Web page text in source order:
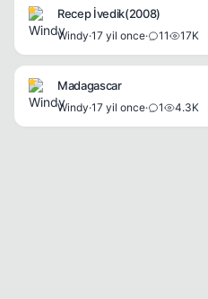
Recep İvedik(2008)
Windy·17 yil once· 11 17K
Madagascar
Windy·17 yil once· 1 4.3K